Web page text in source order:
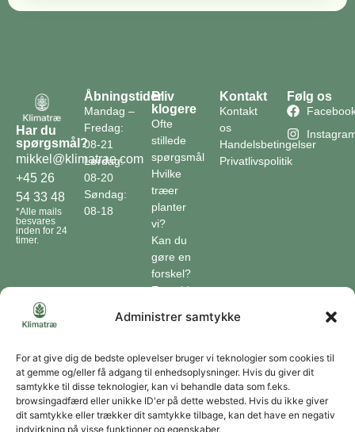
Administrer samtykke
For at give dig de bedste oplevelser bruger vi teknologier som cookies til
at gemme og/eller få adgang til enhedsoplysninger. Hvis du giver dit
samtykke til disse teknologier, kan vi behandle data som f.eks.
browsingadfærd eller unikke ID'er på dette websted. Hvis du ikke giver
dit samtykke eller trækker dit samtykke tilbage, kan det have en negativ
indvirkning på visse funktioner og egenskaber.
Har du
spørgsmål?
mikkel@klimatrae.com
+45 26
54 33 48
*Alle mails
besvares
inden for 24
timer.
Åbningstider
Mandag –
Fredag:
08-21
Lørdag:
08-20
Søndag:
08-18
Bliv
klogere
Ofte
stillede
spørgsmål
Hvilke
træer
planter
vi?
Kan du
gøre en
forskel?
En guide
Klimaordbogen
optager
træer
co2?
Kontakt
Kontakt
os
Handelsbetingelser
Privatlivspolitik
Følg os